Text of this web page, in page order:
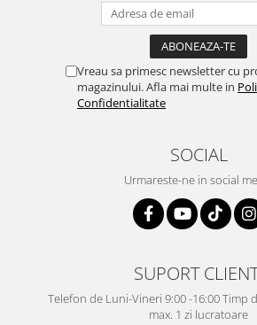
Vreau sa primesc newsletter cu
magazinului. Afla mai multe in
Confidentialitate
SOCIAL
Urmareste-ne in social
SUPORT
Telefon de Luni-Vineri 9:00 -16:00 Timp
max. 1 zi lucratoare